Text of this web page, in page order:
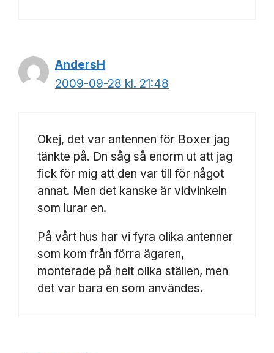
AndersH
2009-09-28 kl. 21:48
Okej, det var antennen för Boxer jag
tänkte på. Dn såg så enorm ut att jag
fick för mig att den var till för något
annat. Men det kanske är vidvinkeln
som lurar en.
På vårt hus har vi fyra olika antenner
som kom från förra ägaren,
monterade på helt olika ställen, men
det var bara en som användes.